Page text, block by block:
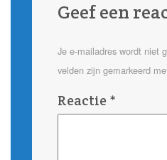
Geef een
Je e-mailadres wordt niet
velden zijn gemarkeerd
Reactie *